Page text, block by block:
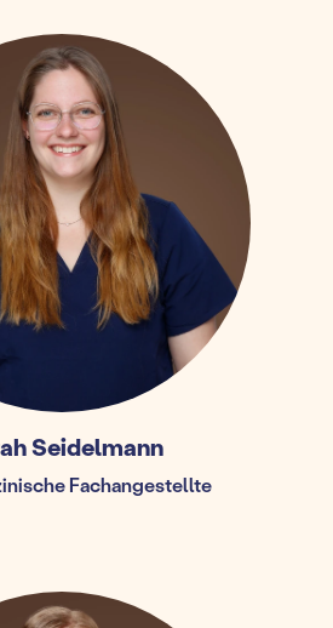
Seidelmann
Fachangestellte